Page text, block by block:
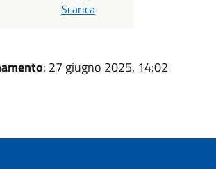
Scarica
: 27 giugno 2025, 14:02